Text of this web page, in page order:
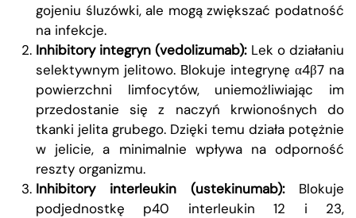
gojeniu śluzówki, ale mogą zwiększać podatność
na infekcje.
Inhibitory integryn (vedolizumab):Lek o działaniu
selektywnym jelitowo. Blokuje integrynę α4β7 na
powierzchni limfocytów, uniemożliwiając im
przedostanie się z naczyń krwionośnych do
tkanki jelita grubego. Dzięki temu działa potężnie
w jelicie, a minimalnie wpływa na odporność
reszty organizmu.
Inhibitory interleukin (ustekinumab):Blokuje
podjednostkę p40 interleukin 12 i 23,